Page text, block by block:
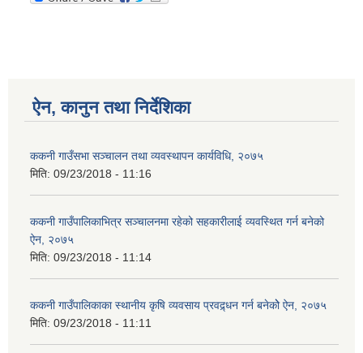
ऐन, कानुन तथा निर्देशिका
ककनी गाउँसभा सञ्चालन तथा व्यवस्थापन कार्यविधि, २०७५
मिति: 09/23/2018 - 11:16
ककनी गाउँपालिकाभित्र सञ्चालनमा रहेको सहकारीलाई व्यवस्थित गर्न बनेको
ऐन, २०७५
मिति: 09/23/2018 - 11:14
ककनी गाउँपालिकाका स्थानीय कृषि व्यवसाय प्रवद्र्धन गर्न बनेकोे ऐन, २०७५
मिति: 09/23/2018 - 11:11